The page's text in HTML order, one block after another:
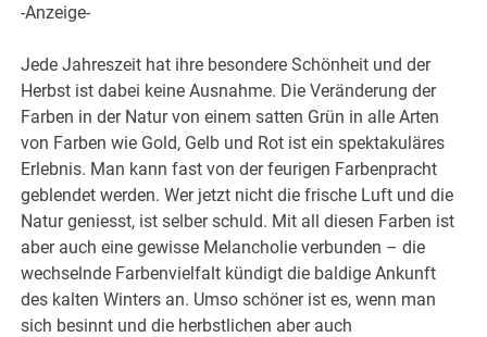
-Anzeige-
Jede Jahreszeit hat ihre besondere Schönheit und der
Herbst ist dabei keine Ausnahme. Die Veränderung der
Farben in der Natur von einem satten Grün in alle Arten
von Farben wie Gold, Gelb und Rot ist ein spektakuläres
Erlebnis. Man kann fast von der feurigen Farbenpracht
geblendet werden. Wer jetzt nicht die frische Luft und die
Natur geniesst, ist selber schuld. Mit all diesen Farben ist
aber auch eine gewisse Melancholie verbunden – die
wechselnde Farbenvielfalt kündigt die baldige Ankunft
des kalten Winters an. Umso schöner ist es, wenn man
sich besinnt und die herbstlichen aber auch